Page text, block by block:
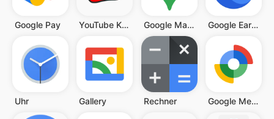
Google Pay YouTube Kids Google Maps Google Earth
Uhr Gallery Rechner Google Mein Gerät finden